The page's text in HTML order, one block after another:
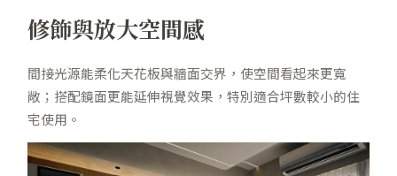
修飾與放大空間感
間接光源能柔化天花板與牆面交界，使空間看起來更寬
敞；搭配鏡面更能延伸視覺效果，特別適合坪數較小的住
宅使用。